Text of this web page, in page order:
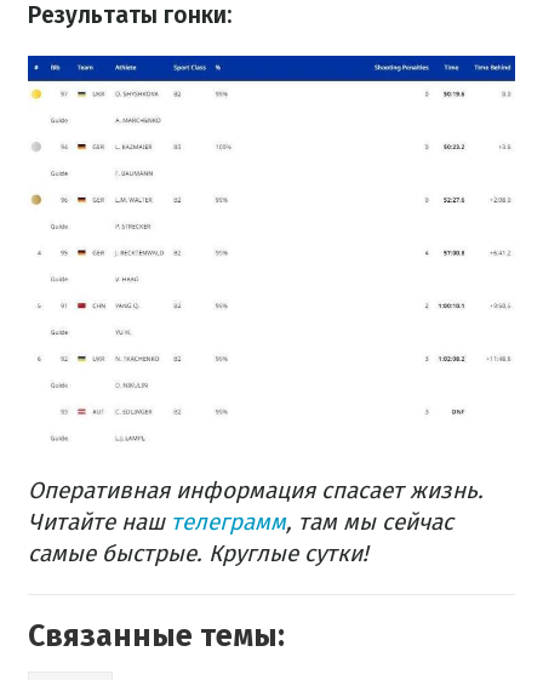
Результаты гонки:
Оперативная информация спасает жизнь.
Читайте наш телеграмм, там мы сейчас
самые быстрые. Круглые сутки!
Связанные темы: